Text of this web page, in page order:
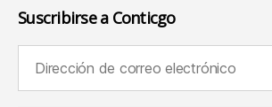
Suscribirse a Conticgo